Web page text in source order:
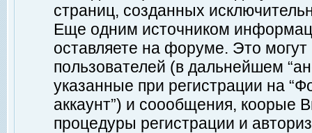
страниц, созданных
Еще одним источником
оставляете на форуме. Это
пользователей (в дальнейшем
указанные при регистрации на
аккаунт”) и соообщения, коорые
процедуры регистрации и